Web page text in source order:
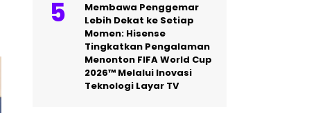
Membawa Penggemar
Lebih Dekat ke Setiap
Momen: Hisense
Tingkatkan Pengalaman
Menonton FIFA World Cup
2026™ Melalui Inovasi
Teknologi Layar TV